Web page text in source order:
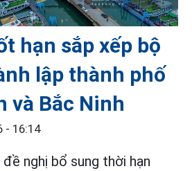
hạn sắp xếp bộ
lập thành phố
và Bắc Ninh
- 16:14
nghị bổ sung thời hạn